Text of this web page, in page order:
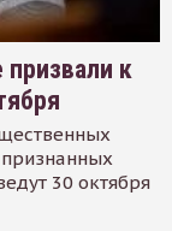
к
30 октября